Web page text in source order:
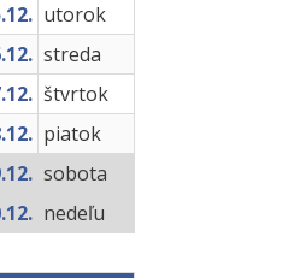
utorok
streda
štvrtok
piatok
sobota
nedeľu